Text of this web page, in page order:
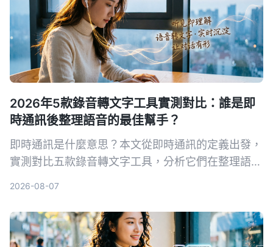
2026年5款錄音轉文字工具實測對比：誰是即
時通訊後整理語音的最佳幫手？
即時通訊是什麼意思？本文從即時通訊的定義出發，
實測對比五款錄音轉文字工具，分析它們在整理語音
2026-08-07